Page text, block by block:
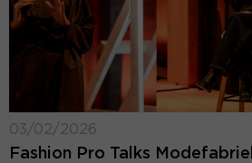
03/02/2026
Fashion Pro Talks